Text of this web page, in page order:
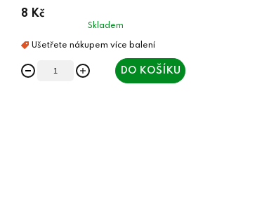
8 Kč
Skladem
DO KOŠÍKU